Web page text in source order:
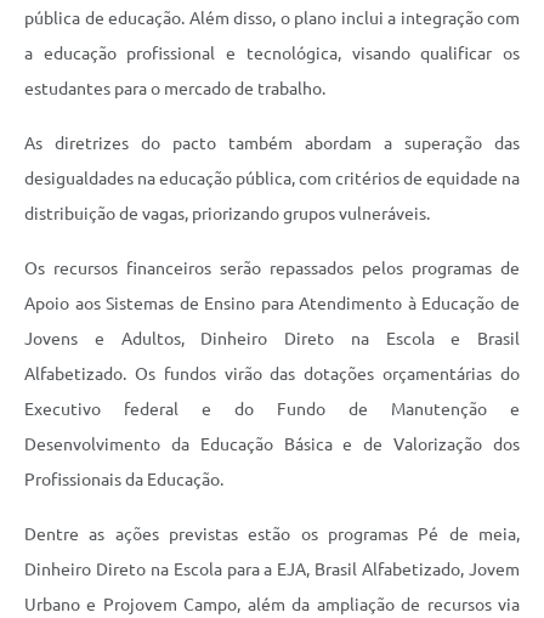
pública de educação. Além disso, o plano inclui a integração com
a educação profissional e tecnológica, visando qualificar os
estudantes para o mercado de trabalho.
As diretrizes do pacto também abordam a superação das
desigualdades na educação pública, com critérios de equidade na
distribuição de vagas, priorizando grupos vulneráveis.
Os recursos financeiros serão repassados pelos programas de
Apoio aos Sistemas de Ensino para Atendimento à Educação de
Jovens e Adultos, Dinheiro Direto na Escola e Brasil
Alfabetizado. Os fundos virão das dotações orçamentárias do
Executivo federal e do Fundo de Manutenção e
Desenvolvimento da Educação Básica e de Valorização dos
Profissionais da Educação.
Dentre as ações previstas estão os programas Pé de meia,
Dinheiro Direto na Escola para a EJA, Brasil Alfabetizado, Jovem
Urbano e Projovem Campo, além da ampliação de recursos via